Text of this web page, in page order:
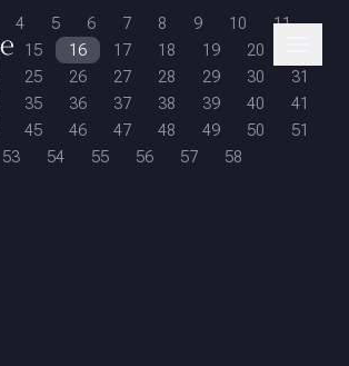
4 5 6 7 8 9 10
11
15 16 17 18 19 20
25 26 27 28 29 30
31
35 36 37 38 39 40
41
45 46 47 48 49 50
51
53 54 55 56 57 58